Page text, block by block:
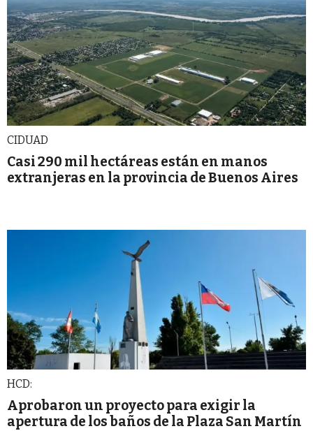
CIDUAD
Casi 290 mil hectáreas están en manos
extranjeras en la provincia de Buenos Aires
HCD:
Aprobaron un proyecto para exigir la
apertura de los baños de la Plaza San Martín